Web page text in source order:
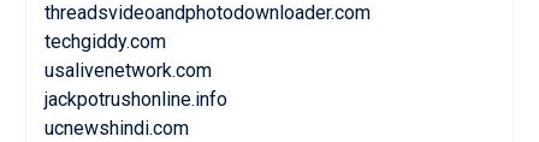
threadsvideoandphotodownloader.com
techgiddy.com
usalivenetwork.com
jackpotrushonline.info
ucnewshindi.com